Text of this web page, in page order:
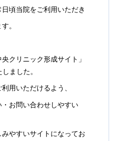
頃当院をご利用いただき
。
クリニック形成サイト」
ました。
用いただけるよう、
・お問い合わせしやすい
やすいサイトになってお